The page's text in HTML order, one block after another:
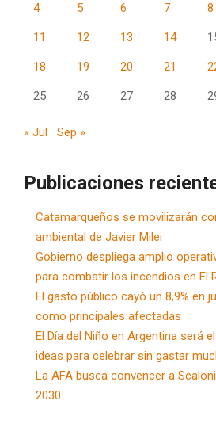
4 5 6 7 8
11 12 13 14
18 19 20 21
25 26 27 28
« Jul Sep »
Publicaciones
Catamarqueños se movilizarán
ambiental de Javier Milei
Gobierno despliega amplio
para combatir los incendios en El
El gasto público cayó un 8,9% en
como principales afectadas
El Día del Niño en Argentina será
ideas para celebrar sin gastar
La AFA busca convencer a
2030